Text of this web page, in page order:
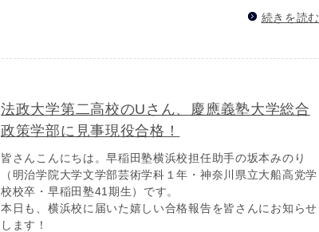
続きを読む
法政大学第二高校のUさん、慶應義塾大学総合
政策学部に見事現役合格！
皆さんこんにちは。早稲田塾横浜校担任助手の坂本みのり
（明治学院大学文学部芸術学科１年・神奈川県立大船高党学
校校卒・早稲田塾41期生）です。
本日も、横浜校に届いた嬉しい合格報告を皆さんにお知らせ
します！